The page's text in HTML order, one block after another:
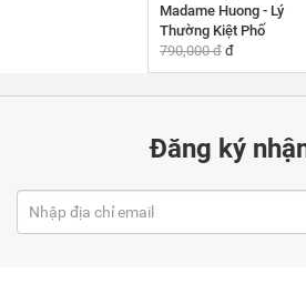
Madame Huong - Lý
Thường Kiệt Phố
790,000 đ đ
Đăng ký